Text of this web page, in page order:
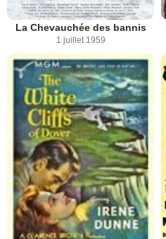
La Chevauchée des bannis
1 juillet 1959